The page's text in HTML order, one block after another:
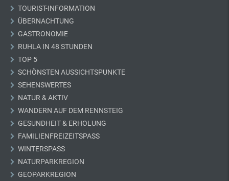
TOURIST-INFORMATION
ÜBERNACHTUNG
GASTRONOMIE
RUHLA IN 48 STUNDEN
TOP 5
SCHÖNSTEN AUSSICHTSPUNKTE
SEHENSWERTES
NATUR & AKTIV
WANDERN AUF DEM RENNSTEIG
GESUNDHEIT & ERHOLUNG
FAMILIENFREIZEITSPASS
WINTERSPASS
NATURPARKREGION
GEOPARKREGION